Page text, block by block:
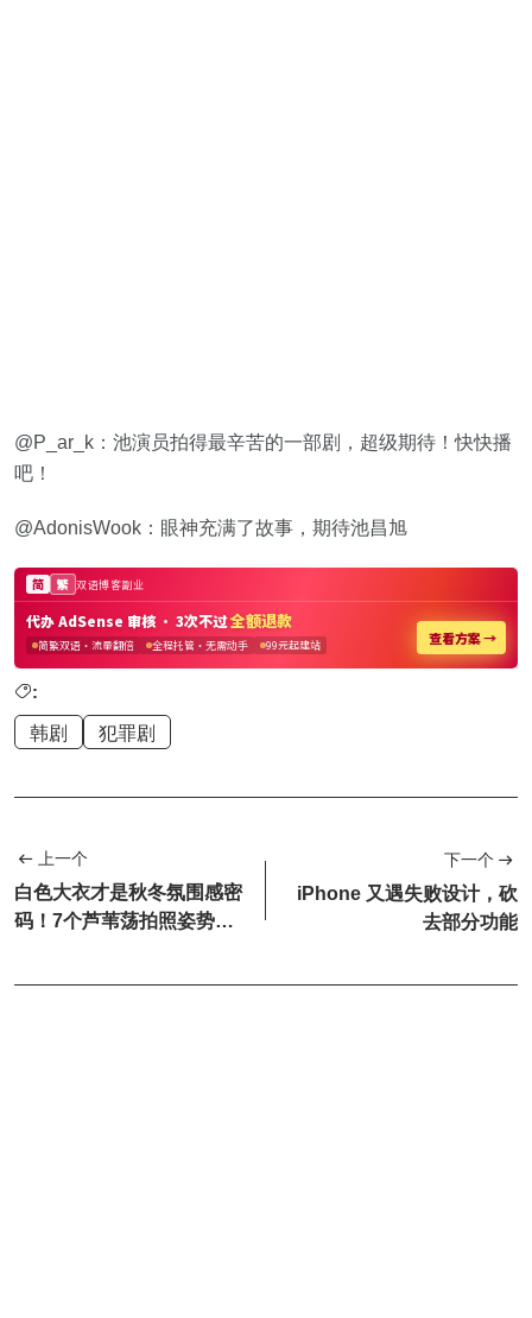
@P_ar_k：池演员拍得最辛苦的一部剧，超级期待！快快播
吧！
@AdonisWook：眼神充满了故事，期待池昌旭
:
韩剧 犯罪剧
上一个
白色大衣才是秋冬氛围感密
码！7个芦苇荡拍照姿势，
下一个
iPhone 又遇失败设计，砍
去部分功能